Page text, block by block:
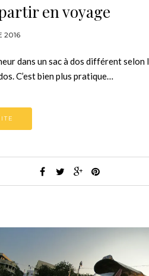
en voyage
2016
dans un sac à dos différent selon
C’est bien plus pratique…